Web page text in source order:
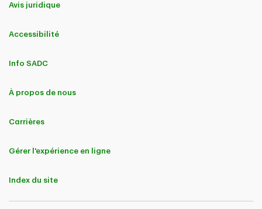
Avis juridique
Accessibilité
Info SADC
À propos de nous
Carrières
Gérer l'expérience en ligne
Index du site